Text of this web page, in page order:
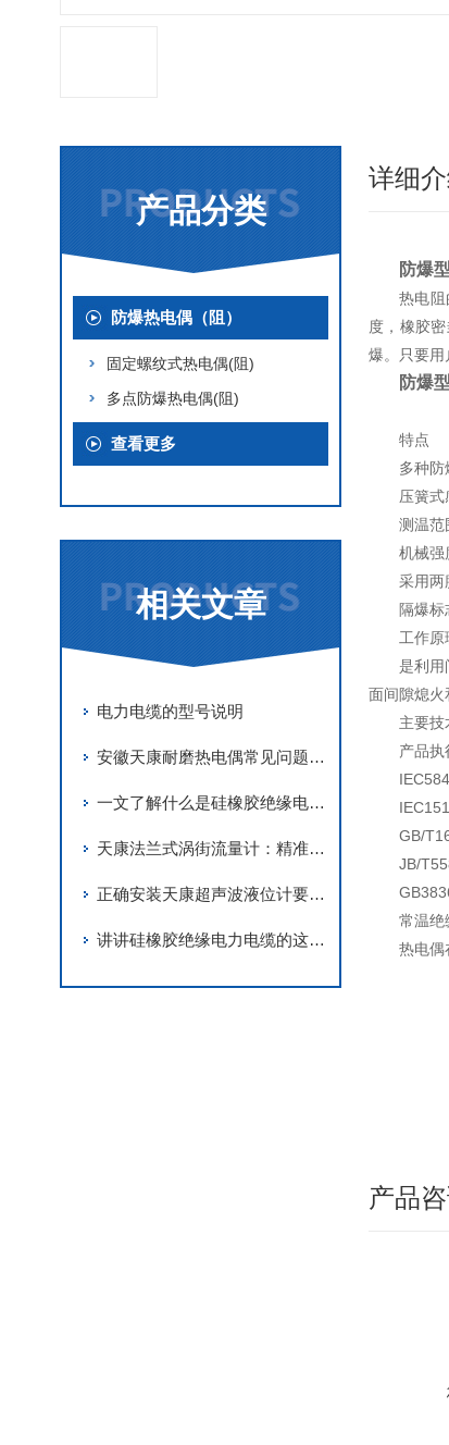
产品分类
防爆热电偶（阻）
固定螺纹式热电偶(阻)
多点防爆热电偶(阻)
查看更多
相关文章
电力电缆的型号说明
安徽天康耐磨热电偶常见问题及解决方案
一文了解什么是硅橡胶绝缘电力电缆
天康法兰式涡街流量计：精准测量，高效节能的优选方案
正确安装天康超声波液位计要做到的几个要求
讲讲硅橡胶绝缘电力电缆的这四个部分
详细
防爆
热电
度，橡胶
爆。只要用
防爆
特点
多种防
压簧式
测温范
机械强
采用两
隔爆
工作原
是利用
面间隙熄火
主要技
产品执
IEC584
GB/
JB/
常温绝
热电偶
产品